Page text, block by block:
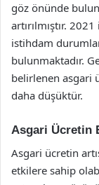
göz önünde
artırılmıştır.
istihdam
bulunmaktadır.
belirlenen asgari
daha düşüktür.
Asgari Ücretin
Asgari ücretin
etkilere sahip